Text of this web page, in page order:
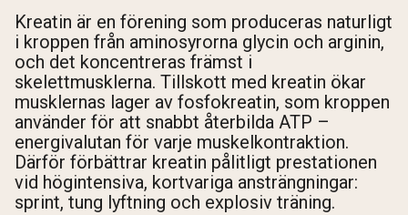
Kreatin är en förening som produceras naturligt
i kroppen från aminosyrorna glycin och arginin,
och det koncentreras främst i
skelettmusklerna. Tillskott med kreatin ökar
musklernas lager av fosfokreatin, som kroppen
använder för att snabbt återbilda ATP –
energivalutan för varje muskelkontraktion.
Därför förbättrar kreatin pålitligt prestationen
vid högintensiva, kortvariga ansträngningar:
sprint, tung lyftning och explosiv träning.